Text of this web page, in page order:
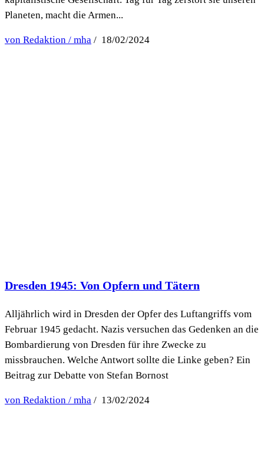
Planeten, macht die Armen...
von Redaktion / mha / 18/02/2024
Dresden 1945: Von Opfern und Tätern
Alljährlich wird in Dresden der Opfer des Luftangriffs vom
Februar 1945 gedacht. Nazis versuchen das Gedenken an die
Bombardierung von Dresden für ihre Zwecke zu
missbrauchen. Welche Antwort sollte die Linke geben? Ein
Beitrag zur Debatte von Stefan Bornost
von Redaktion / mha / 13/02/2024